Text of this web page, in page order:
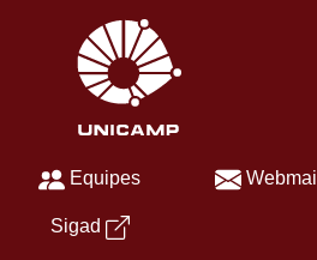
Equipes Webmail
Sigad